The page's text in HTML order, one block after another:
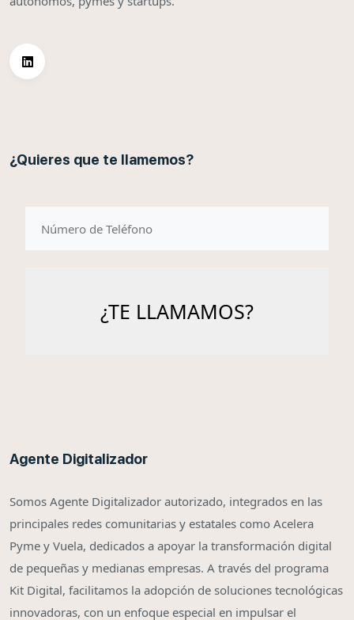
¿Quieres que te llamemos?
Agente Digitalizador
Somos Agente Digitalizador autorizado, integrados en las
principales redes comunitarias y estatales como Acelera
Pyme y Vuela, dedicados a apoyar la transformación digital
de pequeñas y medianas empresas. A través del programa
Kit Digital, facilitamos la adopción de soluciones tecnológicas
innovadoras, con un enfoque especial en impulsar el